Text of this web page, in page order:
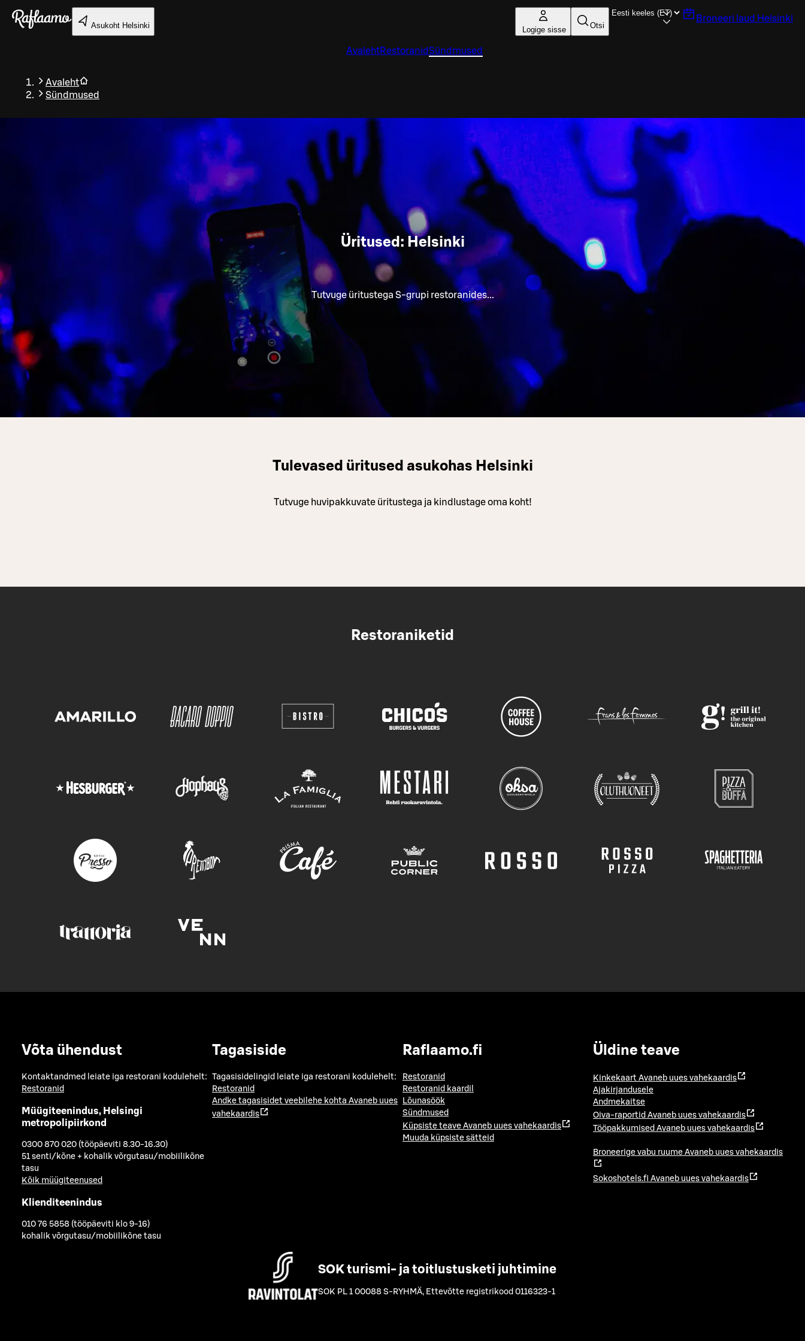
Liigu peamise sisu juurde
Asukoht Helsinki Logige sisse Otsi
Broneeri laud Helsinki
AvalehtRestoranidSündmused
Avaleht
Sündmused
Üritused: Helsinki
Tutvuge üritustega S-grupi restoranides...
Tulevased üritused asukohas Helsinki
Tutvuge huvipakkuvate üritustega ja kindlustage oma koht!
Restoraniketid
Võta ühendust
Kontaktandmed leiate iga restorani kodulehelt:
Restoranid
Müügiteenindus, Helsingi
metropolipiirkond
0300 870 020 (tööpäeviti 8.30-16.30)
51 senti/kõne + kohalik võrgutasu/mobiilikõne
tasu
Kõik müügiteenused
Klienditeenindus
010 76 5858 (tööpäeviti klo 9-16)
kohalik võrgutasu/mobiilikõne tasu
Tagasiside
Tagasisidelingid leiate iga restorani kodulehelt:
Restoranid
Andke tagasisidet veebilehe kohta Avaneb uues
vahekaardis
Raflaamo.fi
Restoranid
Restoranid kaardil
Lõunasöök
Sündmused
Küpsiste teave Avaneb uues vahekaardis
Muuda küpsiste sätteid
Üldine teave
Kinkekaart Avaneb uues vahekaardis
Ajakirjandusele
Andmekaitse
Oiva-raportid Avaneb uues vahekaardis
Tööpakkumised Avaneb uues vahekaardis
Broneerige vabu ruume Avaneb uues vahekaardis
Sokoshotels.fi Avaneb uues vahekaardis
SOK turismi- ja toitlustusketi juhtimine
SOK PL 1 00088 S-RYHMÄ, Ettevõtte registrikood 0116323-1